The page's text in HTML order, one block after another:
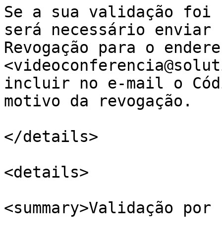
Se a sua validação
será necessário
Revogação para o
incluir no e-mail o
motivo da revogação.
</details>
<details>
<summary>Validação por